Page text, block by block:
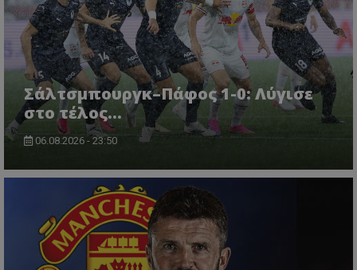
Σάλτσμπουργκ–Πάφος 1-0: Λύγισε
στο τέλος...
06.08.2026 - 23:50